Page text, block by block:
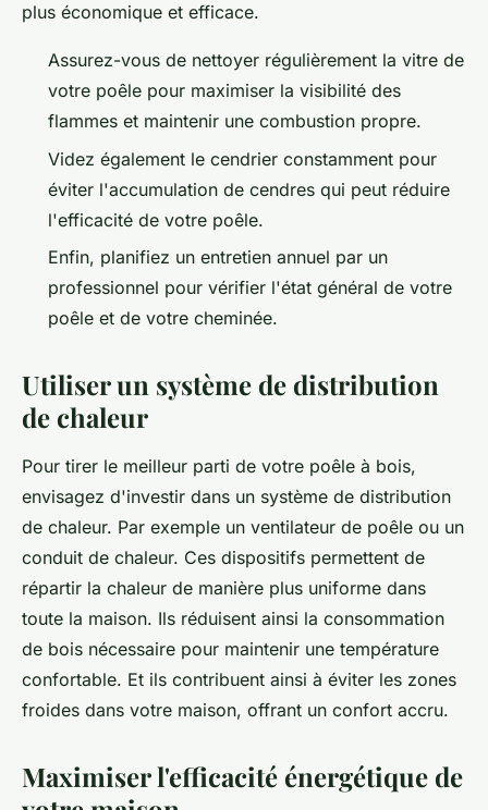
plus économique et efficace.
Assurez-vous de nettoyer régulièrement la vitre de
votre poêle pour maximiser la visibilité des
flammes et maintenir une combustion propre.
Videz également le cendrier constamment pour
éviter l'accumulation de cendres qui peut réduire
l'efficacité de votre poêle.
Enfin, planifiez un entretien annuel par un
professionnel pour vérifier l'état général de votre
poêle et de votre cheminée.
Utiliser un système de distribution
de chaleur
Pour tirer le meilleur parti de votre poêle à bois,
envisagez d'investir dans un système de distribution
de chaleur. Par exemple un ventilateur de poêle ou un
conduit de chaleur. Ces dispositifs permettent de
répartir la chaleur de manière plus uniforme dans
toute la maison. Ils réduisent ainsi la consommation
de bois nécessaire pour maintenir une température
confortable. Et ils contribuent ainsi à éviter les zones
froides dans votre maison, offrant un confort accru.
Maximiser l'efficacité énergétique de